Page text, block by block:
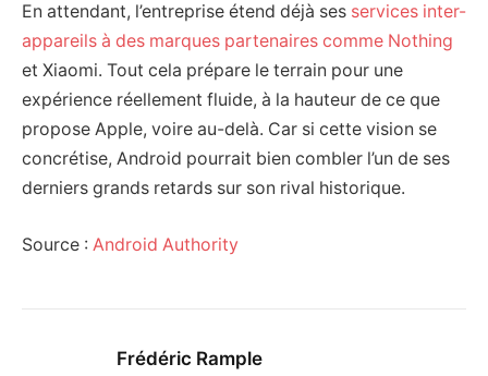
En attendant, l’entreprise étend déjà ses services inter-
appareils à des marques partenaires comme Nothing
et Xiaomi. Tout cela prépare le terrain pour une
expérience réellement fluide, à la hauteur de ce que
propose Apple, voire au-delà. Car si cette vision se
concrétise, Android pourrait bien combler l’un de ses
derniers grands retards sur son rival historique.
Source : Android Authority
Frédéric Rample